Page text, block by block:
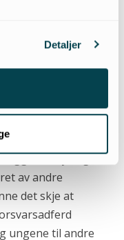
Detaljer
til andre
på lundefugler
egg eller kyllinger.
av andre
det skje at
ungene til andre